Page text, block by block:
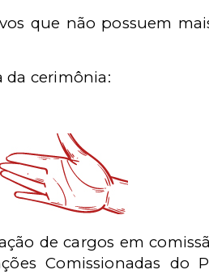
que não possuem
da cerimônia:
de cargos em
Comissionadas do